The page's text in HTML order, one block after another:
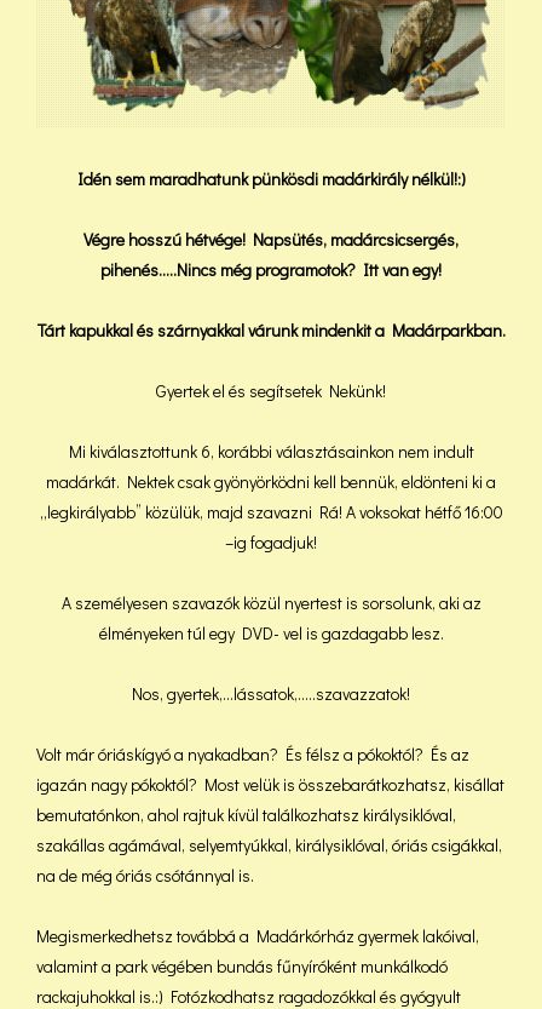
Idén sem maradhatunk pünkösdi madárkirály nélkül!:)
Végre hosszú hétvége! Napsütés, madárcsicsergés,
pihenés…..Nincs még programotok? Itt van egy!
Tárt kapukkal és szárnyakkal várunk mindenkit a Madárparkban.
Gyertek el és segítsetek Nekünk!
Mi kiválasztottunk 6, korábbi választásainkon nem indult
madárkát. Nektek csak gyönyörködni kell bennük, eldönteni ki a
„legkirályabb” közülük, majd szavazni Rá! A voksokat hétfő 16:00
–ig fogadjuk!
A személyesen szavazók közül nyertest is sorsolunk, aki az
élményeken túl egy DVD- vel is gazdagabb lesz.
Nos, gyertek,…lássatok,…..szavazzatok!
Volt már óriáskígyó a nyakadban? És félsz a pókoktól? És az
igazán nagy pókoktól? Most velük is összebarátkozhatsz, kisállat
bemutatónkon, ahol rajtuk kívül találkozhatsz királysiklóval,
szakállas agámával, selyemtyúkkal, királysiklóval, óriás csigákkal,
na de még óriás csótánnyal is.
Megismerkedhetsz továbbá a Madárkórház gyermek lakóival,
valamint a park végében bundás fűnyíróként munkálkodó
rackajuhokkal is.:) Fotózkodhatsz ragadozókkal és gyógyult